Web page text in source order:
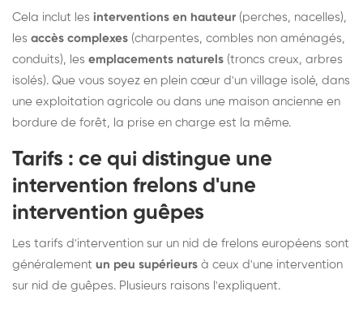
Cela inclut les interventions en hauteur (perches, nacelles),
les accès complexes (charpentes, combles non aménagés,
conduits), les emplacements naturels (troncs creux, arbres
isolés). Que vous soyez en plein cœur d'un village isolé, dans
une exploitation agricole ou dans une maison ancienne en
bordure de forêt, la prise en charge est la même.
Tarifs : ce qui distingue une
intervention frelons d'une
intervention guêpes
Les tarifs d'intervention sur un nid de frelons européens sont
généralement un peu supérieurs à ceux d'une intervention
sur nid de guêpes. Plusieurs raisons l'expliquent.